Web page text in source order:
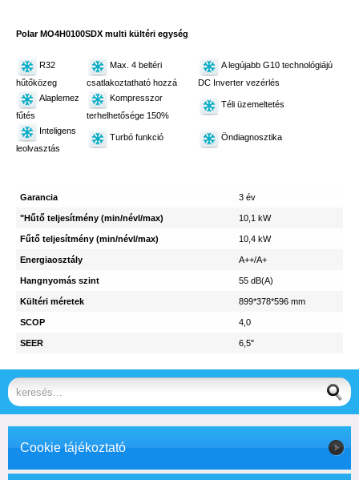
Polar MO4H0100SDX multi kültéri egység
R32
hűtőközeg
Max. 4 beltéri
csatlakoztatható hozzá
A legújabb G10 technológiájú
DC Inverter vezérlés
Alaplemez
fűtés
Kompresszor
terhelhetősége 150%
Téli üzemeltetés
Inteligens
leolvasztás
Turbó funkció Öndiagnosztika
Garancia 3 év
"Hűtő teljesítmény (min/névl/max) 10,1 kW
Fűtő teljesítmény (min/névl/max) 10,4 kW
Energiaosztály A++/A+
Hangnyomás szint 55 dB(A)
Kültéri méretek 899*378*596 mm
SCOP 4,0
SEER 6,5"
Cookie tájékoztató